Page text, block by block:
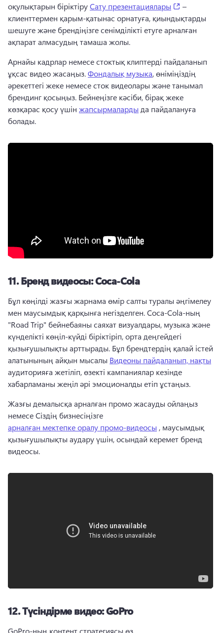
оқулықтарын біріктіру Сату презентациялары (opens in
–
клиенттермен қарым-қатынас орнатуға, қиындықтарды
шешуге және брендіңізге сенімділікті етуге арналған
ақпарат алмасудың тамаша жолы.
Арнайы кадрлар немесе стоктық клиптерді пайдаланып
ұқсас видео жасаңыз. Фондалық музыка, өніміңіздің
әрекеттегі жеке немесе сток видеолары және танымал
брендинг қосыңыз. Бейнеңізге кәсіби, бірақ жеке
көзқарас қосу үшін жапсырмаларды да пайдалануға
болады.
11.Бренд видеосы: Coca-Cola
Бұл көңілді жазғы жарнама өмір салты туралы әңгімелеу
мен маусымдық қарқынға негізделген. Coca-Cola-ның
"Road Trip" бейнебаяны саяхат визуалдары, музыка және
күнделікті көңіл-күйді біріктіріп, орта деңгейдегі
қызығушылықты арттырады. Бұл брендтердің қалай істей
алатынының айқын мысалы Видеоны пайдаланып, нақты
аудиторияға жетіліп, өзекті кампаниялар кезінде
хабарламаны жеңіл әрі эмоционалды етіп ұстаңыз.
Жазғы демалысқа арналған промо жасауды ойлаңыз
немесе Сіздің бизнесіңізге
арналған мектепке оралу промо-видеосы , маусымдық
қызығушылықты аудару үшін, осындай керемет бренд
видеосы.
12.Түсіндірме видео: GoPro
GoPro-ның контент стратегиясы өз